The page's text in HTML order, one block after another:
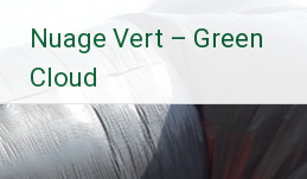
contenu
principal
Nuage Vert – Green
Cloud